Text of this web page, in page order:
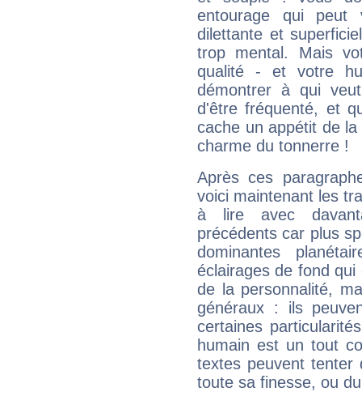
entourage qui
dilettante et
trop mental. Mais
qualité - et votre
démontrer à qui
d'être fréquenté, et
cache un appétit de
charme du tonnerre !
Après ces
voici maintenant les
à lire avec
précédents car plus
dominantes
éclairages de fond
de la personnalité,
généraux : ils
certaines
humain est un tout
textes peuvent tenter
toute sa finesse, ou